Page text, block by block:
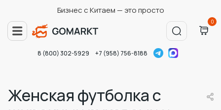
Бизнес с Китаем — это просто
0
8 (800) 302-5929 +7 (958) 756-8188
Женская футболка с